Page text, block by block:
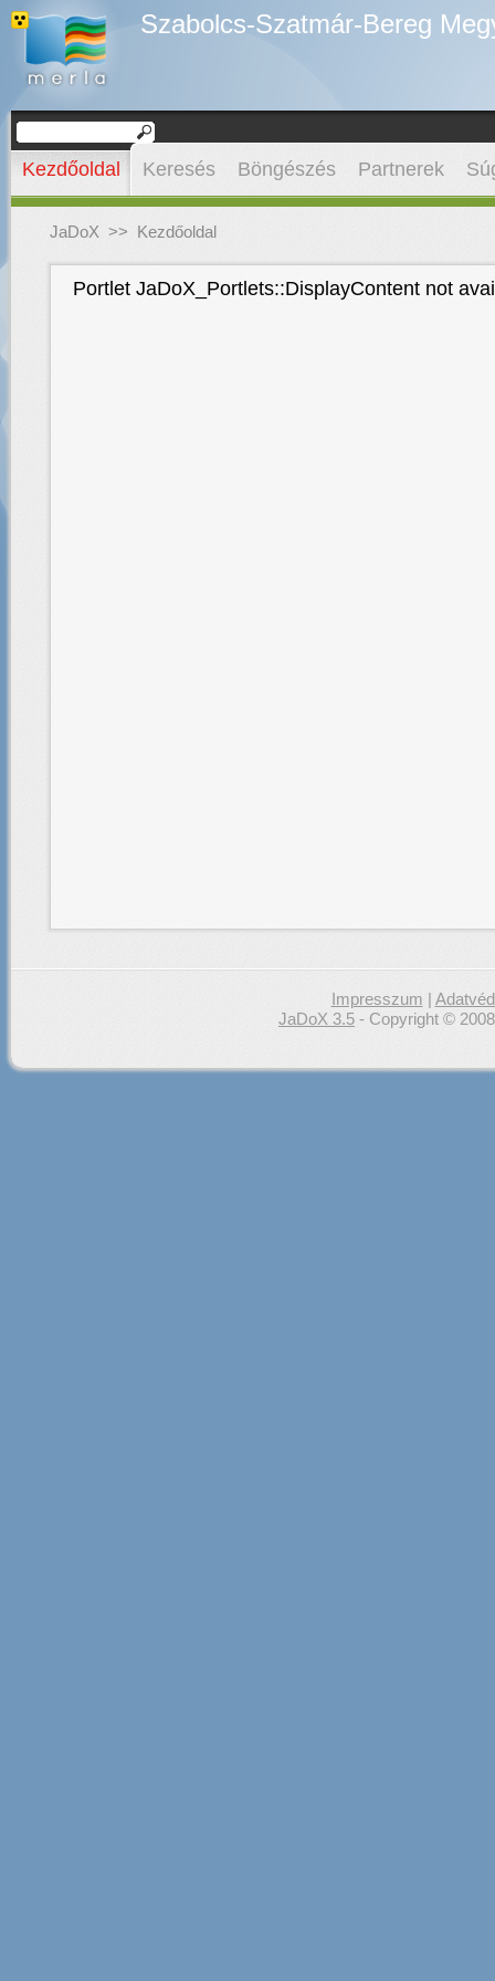
Szabolcs-Szatmár-Bereg
Kezdőoldal Keresés Böngészés Partnerek
JaDoX >> Kezdőoldal
Portlet JaDoX_Portlets::DisplayContent not
Impresszum |
JaDoX 3.5 - Copyright ©